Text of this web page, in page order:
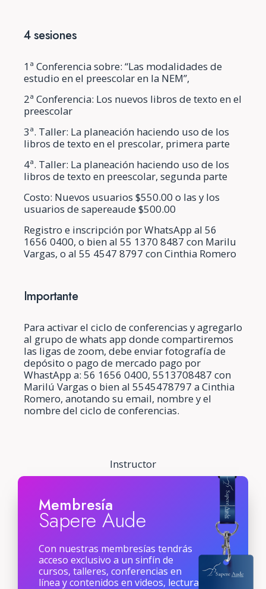
Instructor
4 sesiones
1ª Conferencia sobre: “Las modalidades de
estudio en el preescolar en la NEM”,
2ª Conferencia: Los nuevos libros de texto en el
preescolar
3ª. Taller: La planeación haciendo uso de los
libros de texto en el prescolar, primera parte
4ª. Taller: La planeación haciendo uso de los
libros de texto en preescolar, segunda parte
Costo: Nuevos usuarios $550.00 o las y los
usuarios de sapereaude $500.00
Registro e inscripción por WhatsApp al 56
1656 0400, o bien al 55 1370 8487 con Marilu
Vargas, o al 55 4547 8797 con Cinthia Romero
Importante
Para activar el ciclo de conferencias y agregarlo
al grupo de whats app donde compartiremos
las ligas de zoom, debe enviar fotografía de
depósito o pago de mercado pago por
WhastApp a: 56 1656 0400, 5513708487 con
Marilú Vargas o bien al 5545478797 a Cinthia
Romero, anotando su email, nombre y el
nombre del ciclo de conferencias.
Membresía
Sapere Aude
Con nuestras membresías tendrás
acceso exclusivo a un sinfín de
cursos, talleres, conferencias en
línea y contenidos en videos, lecturas